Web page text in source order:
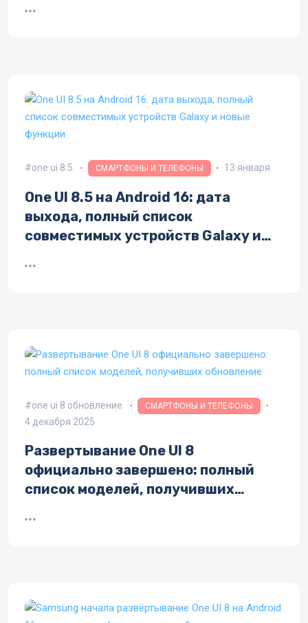
one ui 8.5 СМАРТФОНЫ И ТЕЛЕФОНЫ 13 января
One UI 8.5 на Android 16: дата
выхода, полный список
совместимых устройств Galaxy и
one ui 8 обновление СМАРТФОНЫ И ТЕЛЕФОНЫ
4 декабря 2025
Развертывание One UI 8
официально завершено: полный
список моделей, получивших